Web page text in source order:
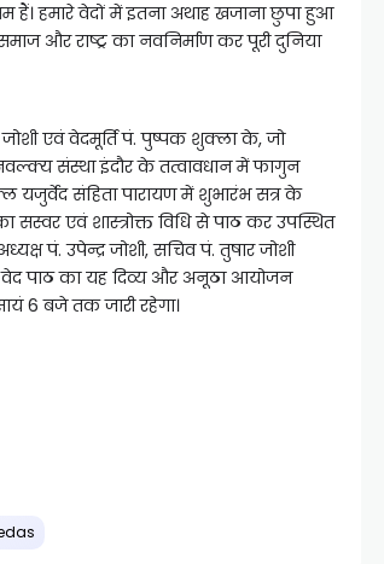
हमारे वेदों में इतना अथाह खजाना छुपा हुआ
और राष्ट्र का नवनिर्माण कर पूरी दुनिया
जोशी एवं वेदमूर्ति पं. पुष्पक शुक्ला के, जो
संस्था इंदौर के तत्वावधान में फागुन
संहिता पारायण में शुभारंभ सत्र के
सस्वर एवं शास्त्रोक्त विधि से पाठ कर उपस्थित
पं. उपेन्द्र जोशी, सचिव पं. तुषार जोशी
वेद पाठ का यह दिव्य और अनूठा आयोजन
6 बजे तक जारी रहेगा।